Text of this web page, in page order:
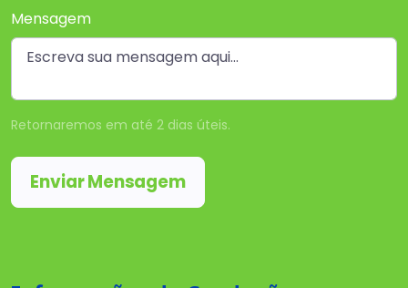
Mensagem
Retornaremos em até 2 dias úteis.
Enviar Mensagem